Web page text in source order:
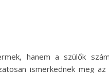
hanem a szülők
ismerkednek meg az